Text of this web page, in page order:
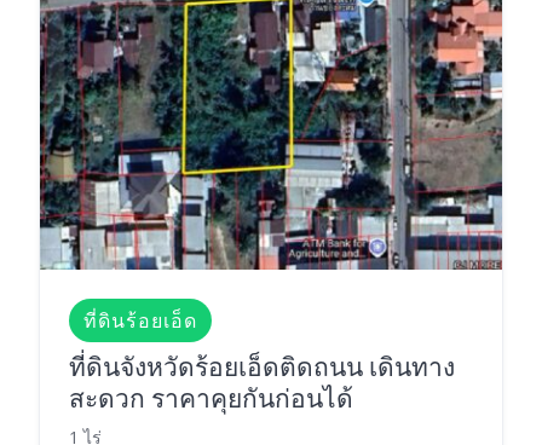
ที่ดินร้อยเอ็ด
ที่ดินจังหวัดร้อยเอ็ดติดถนน เดินทาง
สะดวก ราคาคุยกันก่อนได้
1 ไร่